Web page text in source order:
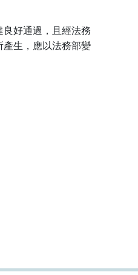
好通過，且經法務
生，應以法務部變